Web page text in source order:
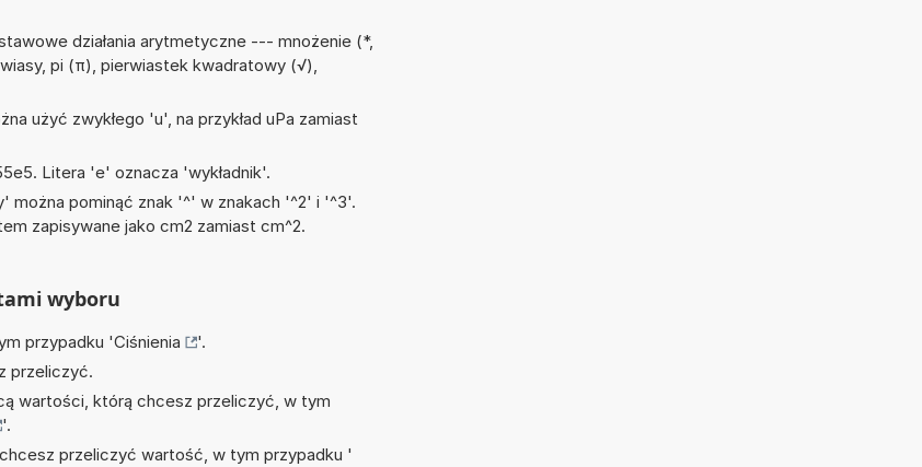
działania arytmetyczne --- mnożenie (*,
pi (π), pierwiastek kwadratowy (√),
użyć zwykłego 'u', na przykład uPa zamiast
Litera 'e' oznacza 'wykładnik'.
pominąć znak '^' w znakach '^2' i '^3'.
zapisywane jako cm2 zamiast cm^2.
wyboru
przypadku 'Ciśnienia
'.
przeliczyć.
wartości, którą chcesz przeliczyć, w tym
'.
przeliczyć wartość, w tym przypadku '